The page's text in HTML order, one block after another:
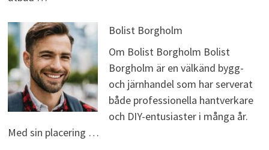
Bolist Borgholm
Om Bolist Borgholm Bolist
Borgholm är en välkänd bygg-
och järnhandel som har serverat
både professionella hantverkare
och DIY-entusiaster i många år.
Med sin placering …